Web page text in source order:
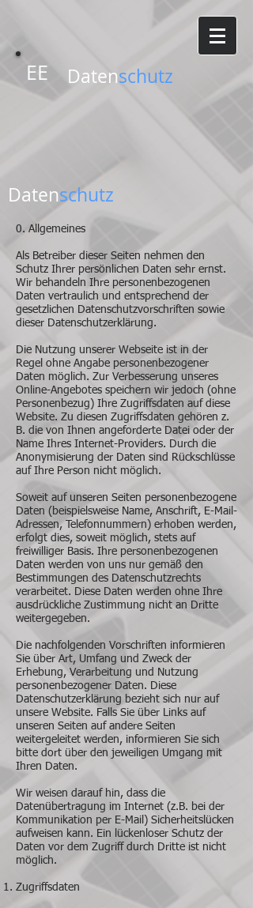
EE Datenschutz
Datenschutz
0. Allgemeines
Als Betreiber dieser Seiten nehmen den
Schutz Ihrer persönlichen Daten sehr ernst.
Wir behandeln Ihre personenbezogenen
Daten vertraulich und entsprechend der
gesetzlichen Datenschutzvorschriften sowie
dieser Datenschutzerklärung.
Die Nutzung unserer Webseite ist in der
Regel ohne Angabe personenbezogener
Daten möglich. Zur Verbesserung unseres
Online-Angebotes speichern wir jedoch (ohne
Personenbezug) Ihre Zugriffsdaten auf diese
Website. Zu diesen Zugriffsdaten gehören z.
B. die von Ihnen angeforderte Datei oder der
Name Ihres Internet-Providers. Durch die
Anonymisierung der Daten sind Rückschlüsse
auf Ihre Person nicht möglich.
Soweit auf unseren Seiten personenbezogene
Daten (beispielsweise Name, Anschrift, E-Mail-
Adressen, Telefonnummern) erhoben werden,
erfolgt dies, soweit möglich, stets auf
freiwilliger Basis. Ihre personenbezogenen
Daten werden von uns nur gemäß den
Bestimmungen des Datenschutzrechts
verarbeitet. Diese Daten werden ohne Ihre
ausdrückliche Zustimmung nicht an Dritte
weitergegeben.
Die nachfolgenden Vorschriften informieren
Sie über Art, Umfang und Zweck der
Erhebung, Verarbeitung und Nutzung
personenbezogener Daten. Diese
Datenschutzerklärung bezieht sich nur auf
unsere Website. Falls Sie über Links auf
unseren Seiten auf andere Seiten
weitergeleitet werden, informieren Sie sich
bitte dort über den jeweiligen Umgang mit
Ihren Daten.
Wir weisen darauf hin, dass die
Datenübertragung im Internet (z.B. bei der
Kommunikation per E-Mail) Sicherheitslücken
aufweisen kann. Ein lückenloser Schutz der
Daten vor dem Zugriff durch Dritte ist nicht
möglich.
Zugriffsdaten